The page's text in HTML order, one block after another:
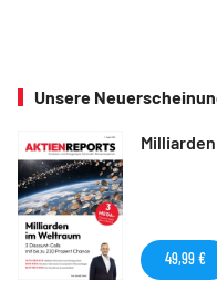
Unsere
49,99 €